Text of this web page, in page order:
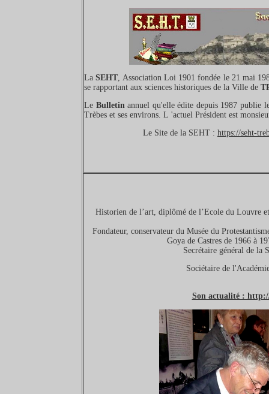
LaSEHT, Association Loi 1901 fondée le 21 mai
se rapportant aux sciences historiques de la Ville de
Le Bulletinannuel qu'elle édite depuis 1987 publie
Trèbes et ses environs. L 'actuel Président est
Le Site de la SEHT : https://seht-
Historien de l’art, diplômé de l’Ecole du Louvre
Fondateur, conservateur du Musée du
Goya de Castres de 1966 à
Secrétaire général de la
Sociétaire de
Son actualité :